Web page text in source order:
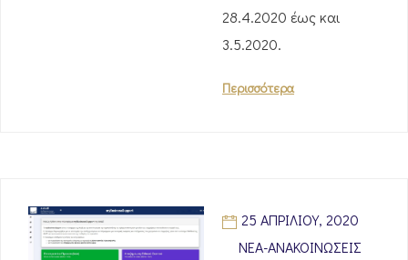
28.4.2020 έως και
3.5.2020.
Περισσότερα
25 ΑΠΡΙΛΊΟΥ, 2020
ΝΈΑ-ΑΝΑΚΟΙΝΏΣΕΙΣ